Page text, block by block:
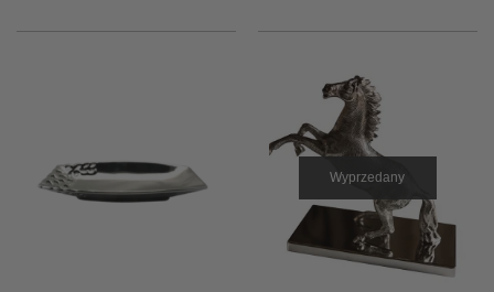
Wyprzedany